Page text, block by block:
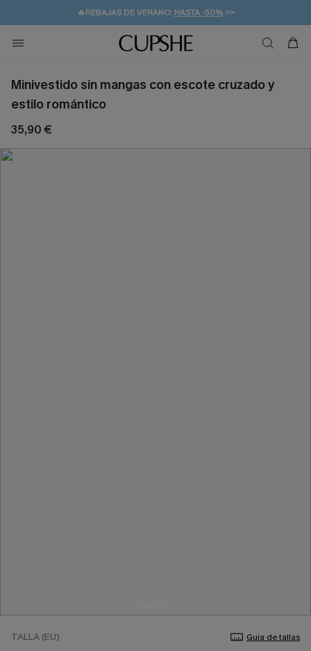
👒PROMOCIÓN DE VERANO:-10% EN 2 VESTIDOS
💌¡SUSCRIBIRSE & GANAR -10% EXTRA!
🚚ENVÍO GRATUITO A PARTIR DE 49 € >>
Minivestido sin mangas con escote cruzado y
estilo romántico
35,90 €
TALLA (EU) Guía de tallas